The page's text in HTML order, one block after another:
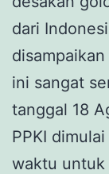
dari
ini sangat
tanggal 18
PPKI
waktu